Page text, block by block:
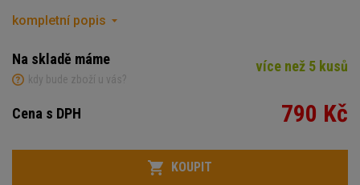
kompletní popis
Na skladě máme
kdy bude zboží u vás?
více než 5 kusů
Cena s DPH 790 Kč
Počet
KOUPIT